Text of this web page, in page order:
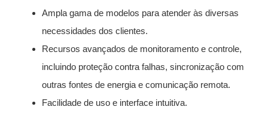
Ampla gama de modelos para atender às diversas
necessidades dos clientes.
Recursos avançados de monitoramento e controle,
incluindo proteção contra falhas, sincronização com
outras fontes de energia e comunicação remota.
Facilidade de uso e interface intuitiva.